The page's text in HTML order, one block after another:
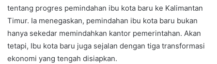
tentang progres pemindahan ibu kota baru ke Kalimantan
Timur. Ia menegaskan, pemindahan ibu kota baru bukan
hanya sekedar memindahkan kantor pemerintahan. Akan
tetapi, Ibu kota baru juga sejalan dengan tiga transformasi
ekonomi yang tengah disiapkan.